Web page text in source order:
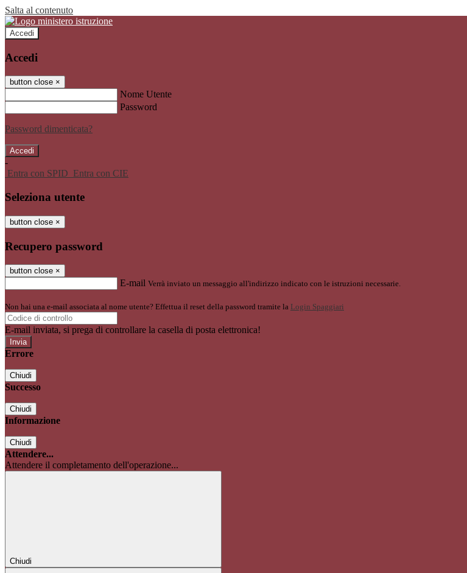
Salta al contenuto
Accedi
Accedi
button close ×
Nome Utente
Password
Password dimenticata?
-
Entra con SPID Entra con CIE
Seleziona utente
button close ×
Recupero password
button close ×
E-mail Verrà inviato un messaggio all'indirizzo indicato con le istruzioni necessarie.
Non hai una e-mail associata al nome utente? Effettua il reset della password tramite la Login Spaggiari
E-mail inviata, si prega di controllare la casella di posta elettronica!
Errore
Chiudi
Successo
Chiudi
Informazione
Chiudi
Attendere...
Attendere il completamento dell'operazione...
Chiudi